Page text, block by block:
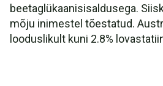
beetaglükaanisisaldusega.
mõju inimestel tõestatud.
looduslikult kuni 2.8%